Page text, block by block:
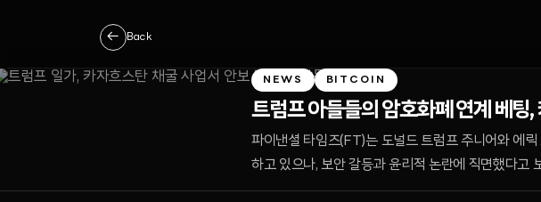
← Back
NEWS BITCOIN
트럼프 아들들의 암호화폐 연계 베팅
파이낸셜 타임즈(FT)는 도널드 트럼프 주니어와 에
하고 있으나, 보안 갈등과 윤리적 논란에 직면했다고